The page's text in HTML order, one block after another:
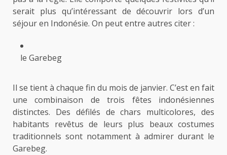
serait plus qu’intéressant de découvrir lors d’un
séjour en Indonésie. On peut entre autres citer :
le Garebeg
Il se tient à chaque fin du mois de janvier. C’est en fait
une combinaison de trois fêtes indonésiennes
distinctes. Des défilés de chars multicolores, des
habitants revêtus de leurs plus beaux costumes
traditionnels sont notamment à admirer durant le
Garebeg.